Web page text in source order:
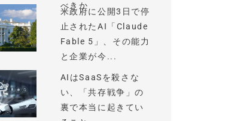
べきか
米政府に公開3日で停
止されたAI「Claude
Fable 5」、その能力
と企業が今...
AIはSaaSを殺さな
い、「共存戦争」の
裏で本当に起きてい